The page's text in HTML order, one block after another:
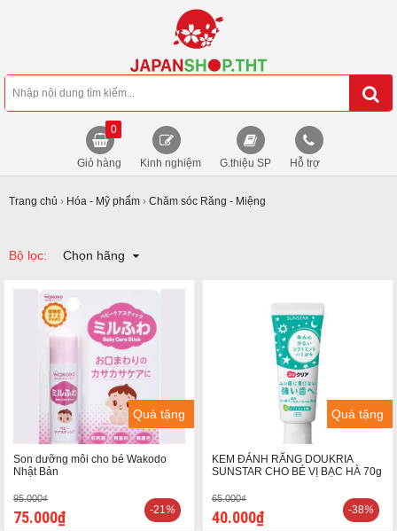
Giỏ hàng
0
Kinh nghiệm G.thiệu SP Hỗ trợ
Trang chủ › Hóa - Mỹ phẩm › Chăm sóc Răng - Miệng
Bộ lọc: Chọn hãng
Quà tặng
Son dưỡng môi cho bé Wakodo
Nhật Bản
95.000₫
75.000₫ -21%
Quà tặng
KEM ĐÁNH RĂNG DOUKRIA
SUNSTAR CHO BÉ VỊ BẠC HÀ 70g
65.000₫
40.000₫ -38%